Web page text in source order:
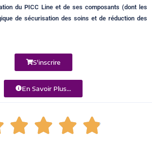
du PICC Line et de ses composants (dont les
de sécurisation des soins et de réduction des
S'inscrire
En Savoir Plus...